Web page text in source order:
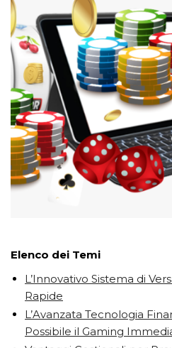
TẢI E-
Elenco dei Temi
L’Innovativo Sistema di
Rapide
L’Avanzata Tecnologia
Possibile il Gaming